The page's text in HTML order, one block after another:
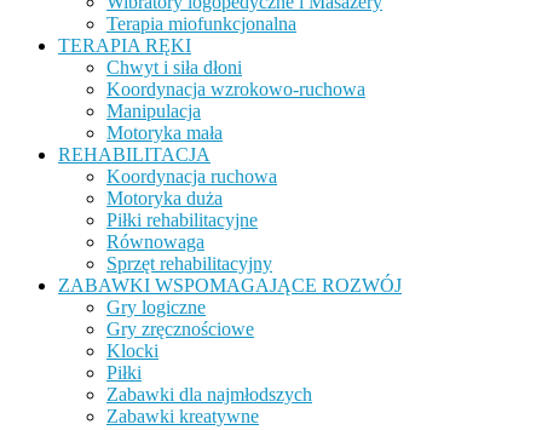
Terapia miofunkcjonalna
TERAPIA RĘKI
Chwyt i siła dłoni
Koordynacja wzrokowo-ruchowa
Manipulacja
Motoryka mała
REHABILITACJA
Koordynacja ruchowa
Motoryka duża
Piłki rehabilitacyjne
Równowaga
Sprzęt rehabilitacyjny
ZABAWKI WSPOMAGAJĄCE ROZWÓJ
Gry logiczne
Gry zręcznościowe
Klocki
Piłki
Zabawki dla najmłodszych
Zabawki kreatywne